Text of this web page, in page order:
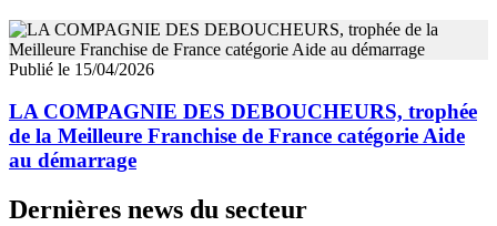
Publié le 15/04/2026
LA COMPAGNIE DES DEBOUCHEURS, trophée
de la Meilleure Franchise de France catégorie Aide
au démarrage
Dernières news du secteur